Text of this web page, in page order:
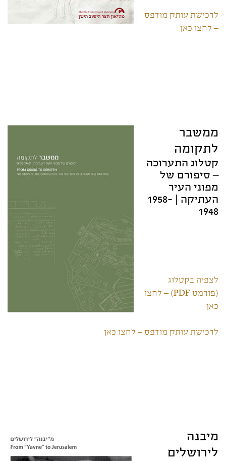
לרכישת עותק מודפס
– לחצו כאן
ממשבר
לתקומה
קטלוג התערוכה
– סיפורם של
מפוני העיר
העתיקה | 1958-
1948
לצפיה בקטלוג
(פורמט PDF) – לחצו
כאן
לרכישת עותק מודפס – לחצו כאן
מיבנה
לירושלים